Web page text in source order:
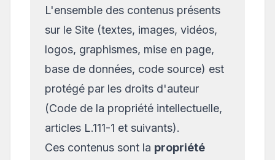
L'ensemble des contenus présents
sur le Site (textes, images, vidéos,
logos, graphismes, mise en page,
base de données, code source) est
protégé par les droits d'auteur
(Code de la propriété intellectuelle,
articles L.111-1 et suivants).
Ces contenus sont la propriété